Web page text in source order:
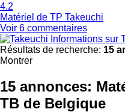
4.2
Matériel de TP Takeuchi
Voir 6 commentaires
Informations sur
Résultats de recherche: 15
Montrer
15 annonces:
TB de Belgique